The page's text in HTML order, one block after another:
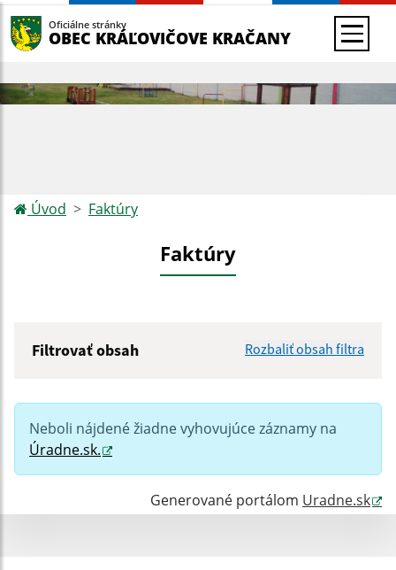
Oficiálne stránky
OBEC KRÁĽOVIČOVE KRAČANY
Úvod Faktúry
Faktúry
Filtrovať obsah
Rozbaliť obsah filtra
Hľadať v:
Neboli nájdené žiadne vyhovujúce záznamy na
Úradne.sk.
Generované portálom Uradne.sk